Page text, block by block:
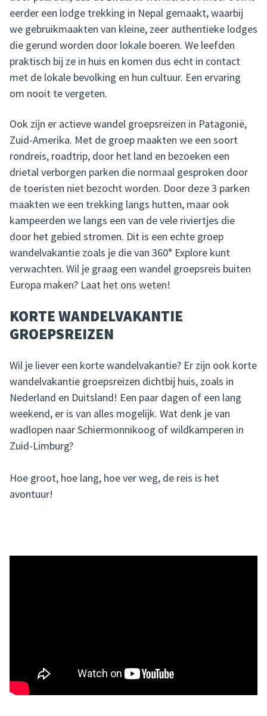
eerder een lodge trekking in Nepal gemaakt, waarbij
we gebruikmaakten van kleine, zeer authentieke lodges
die gerund worden door lokale boeren. We leefden
praktisch bij ze in huis en komen dus echt in contact
met de lokale bevolking en hun cultuur. Een ervaring
om nooit te vergeten.
Ook zijn er actieve wandel groepsreizen in Patagonië,
Zuid-Amerika. Met de groep maakten we een soort
rondreis, roadtrip, door het land en bezoeken een
drietal verborgen parken die normaal gesproken door
de toeristen niet bezocht worden. Door deze 3 parken
maakten we een trekking langs hutten, maar ook
kampeerden we langs een van de vele riviertjes die
door het gebied stromen. Dit is een echte groep
wandelvakantie zoals je die van 360° Explore kunt
verwachten. Wil je graag een wandel groepsreis buiten
Europa maken? Laat het ons weten!
KORTE WANDELVAKANTIE
GROEPSREIZEN
Wil je liever een korte wandelvakantie? Er zijn ook korte
wandelvakantie groepsreizen dichtbij huis, zoals in
Nederland en Duitsland! Een paar dagen of een lang
weekend, er is van alles mogelijk. Wat denk je van
wadlopen naar Schiermonnikoog of wildkamperen in
Zuid-Limburg?
Hoe groot, hoe lang, hoe ver weg, de reis is het
avontuur!